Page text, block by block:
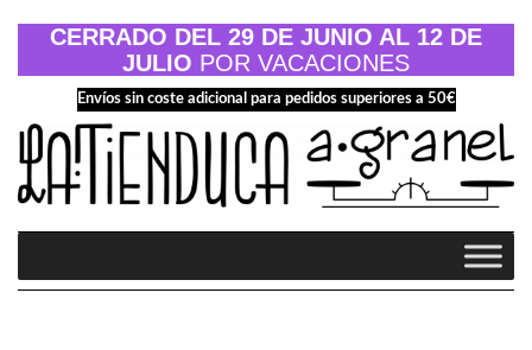
CERRADO DEL 29 DE JUNIO AL 12 DE
JULIO POR VACACIONES
Envíos sin coste adicional para pedidos superiores a 50€